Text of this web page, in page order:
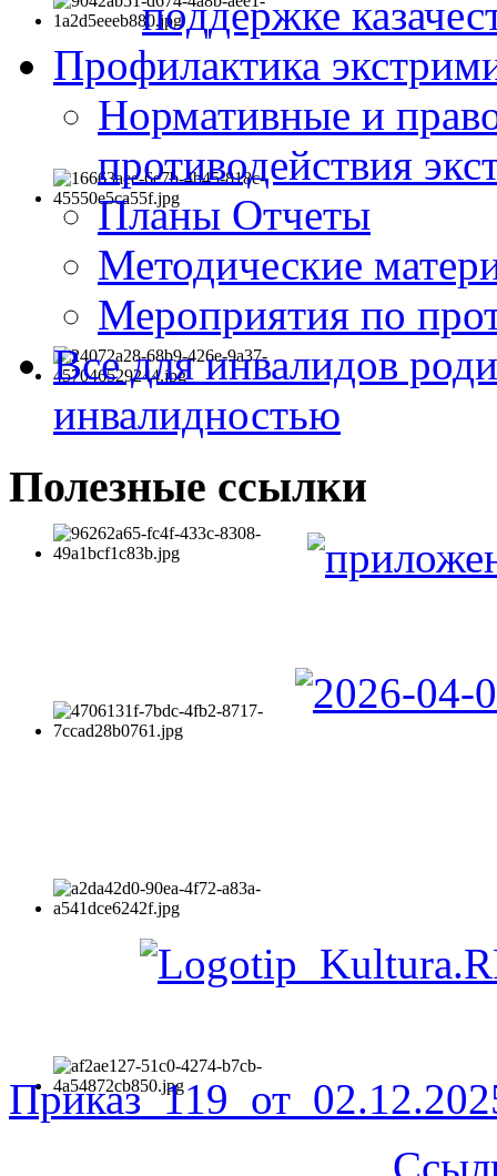
поддержке
Профилактика
Нормативные и
противодействия
Планы Отчеты
Методические
Мероприятия по
Все для инвалидов
инвалидностью
Полезные ссылки